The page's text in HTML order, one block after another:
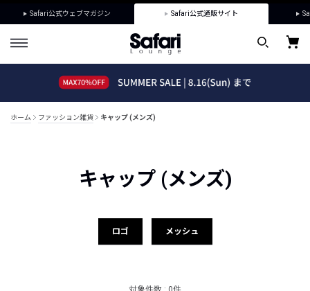
Safari公式ウェブマガジン Safari公式通販サイト
ホーム ファッション雑貨 キャップ (メンズ)
キャップ (メンズ)
ロゴ メッシュ